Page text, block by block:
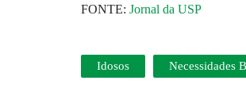
FONTE: Jornal da USP
Idosos Necessidades